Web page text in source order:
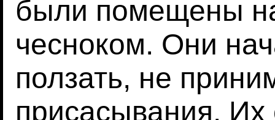
были помещены
чесноком. Они
ползать, не
присасывания. Их